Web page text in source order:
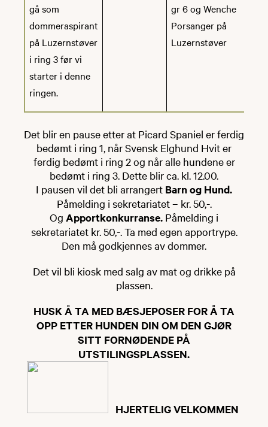
gå som
dommeraspirant
på Luzernstøver
i ring 3 før vi
starter i denne
ringen.
gr 6 og Wenche
Porsanger på
Luzernstøver
Det blir en pause etter at Picard Spaniel er ferdig
bedømt i ring 1, når Svensk Elghund Hvit er
ferdig bedømt i ring 2 og når alle hundene er
bedømt i ring 3. Dette blir ca. kl. 12.00.
I pausen vil det bli arrangert Barn og Hund.
Påmelding i sekretariatet – kr. 50,-.
Og Apportkonkurranse. Påmelding i
sekretariatet kr. 50,-. Ta med egen apportrype.
Den må godkjennes av dommer.
Det vil bli kiosk med salg av mat og drikke på
plassen.
HUSK Å TA MED BÆSJEPOSER FOR Å TA
OPP ETTER HUNDEN DIN OM DEN GJØR
SITT FORNØDENDE PÅ
UTSTILINGSPLASSEN.
HJERTELIG VELKOMMEN